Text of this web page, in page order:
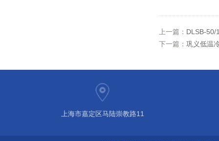
上一篇： DLSB-50/
下一篇： 巩义低温
上海市嘉定区马陆崇教路11